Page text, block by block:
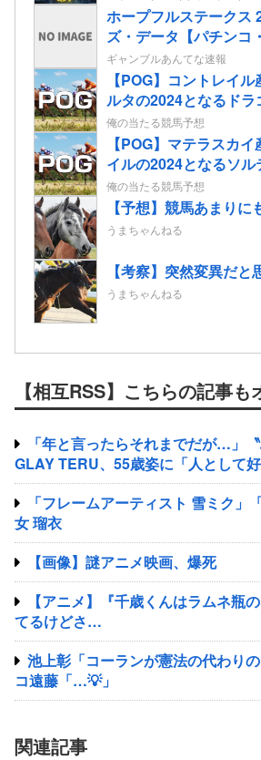
ホープフルステークス
ズ・データ【パチンコ
ギャンブルあんてな速報
【POG】コントレイ
ルタの2024となるドラ
情報
俺の当たる競馬予想
【POG】マテラスカ
イルの2024となるソ
2歳情報
俺の当たる競馬予想
【予想】競馬あまり
うまちゃんねる
【考察】突然変異だと
うまちゃんねる
【相互RSS】こちらの記事も
「年と言ったらそれまでだが…」〝
GLAY TERU、55歳姿に「人として
さんには見えない」「分からなかっ
「フレームアーティスト 雪ミク」
女 瑠衣
【画像】謎アニメ映画、
【アニメ】『千歳くんはラムネ瓶
てるけどさ…
池上彰「コーランが憲法の代わり
コ遠藤「…💡」
関連記事